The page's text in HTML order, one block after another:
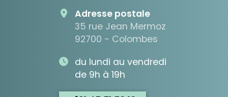
Adresse postale
35 rue Jean Mermoz
92700 - Colombes
du lundi au vendredi
de 9h à 19h